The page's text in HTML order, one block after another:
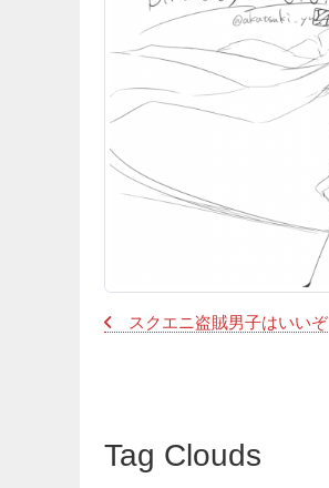
スクエニ盗賊男子はいいぞ
Tag Clouds